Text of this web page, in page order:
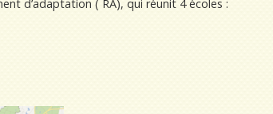
d’adaptation ( RA), qui réunit 4 écoles :